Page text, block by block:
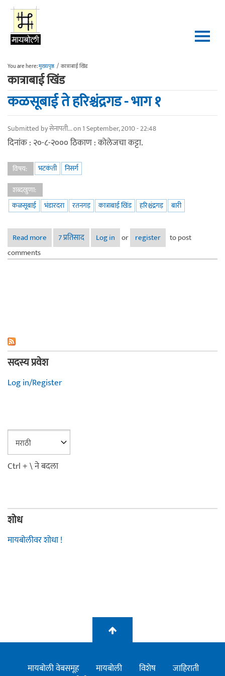
Skip to main content
You are here:मुख्यपृष्ठ / कात्राबाई खिंड
कात्राबाई खिंड
कळसूबाई ते हरिश्चंद्रगड - भाग १
Submitted byसेनापती...on 1 September, 2010 - 22:48
दिनांक : २०-८-२००० ठिकाण : कोलेजचा कट्टा.
विषय: भटकंती
निसर्ग
शब्दखुणा:
कळसूबाई
भंडारदरा रतनगड़ कात्राबाई खिंड हरिश्चंद्रगड़ बारी
Read more about कळसूबाई ते हरिश्चंद्रगड - भाग १
7 प्रतिसाद Log in or register
to post
comments
सदस्य प्रवेश
Log in/Register
Ctrl + \ ने बदला
शोध
मायबोलीवर शोधा !
मायबोली वेबसमूह मायबोली विशेष
जाहिराती